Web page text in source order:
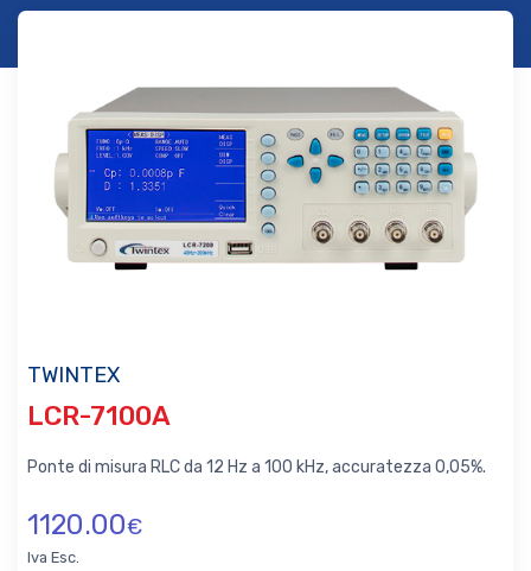
TWINTEX
LCR-7100A
Ponte di misura RLC da 12 Hz a 100 kHz, accuratezza 0,05%.
1120.00€
Iva Esc.